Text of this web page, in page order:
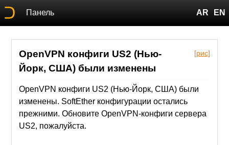
Панель AR EN
[рис]
OpenVPN конфиги US2 (Нью-
Йорк, США) были изменены
OpenVPN конфиги US2 (Нью-Йорк, США) были
изменены. SoftEther конфигурации остались
прежними. Обновите OpenVPN-конфиги сервера
US2, пожалуйста.